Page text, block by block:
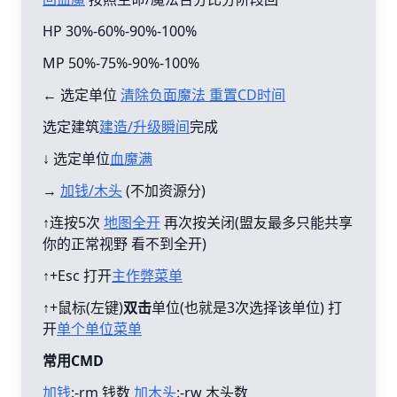
HP 30%-60%-90%-100%
MP 50%-75%-90%-100%
← 选定单位 清除负面魔法 重置CD时间
选定建筑建造/升级瞬间完成
↓ 选定单位血魔满
→ 加钱/木头(不加资源分)
↑连按5次 地图全开再次按关闭(盟友最多只能共享
你的正常视野 看不到全开)
↑+Esc 打开主作弊菜单
↑+鼠标(左键)双击单位(也就是3次选择该单位) 打
开单个单位菜单
常用CMD
加钱:-rm 钱数加木头:-rw 木头数